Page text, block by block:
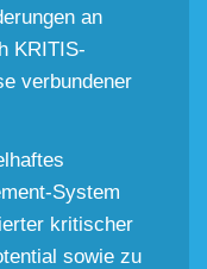
an
KRITIS-
verbundener
System
kritischer
sowie zu